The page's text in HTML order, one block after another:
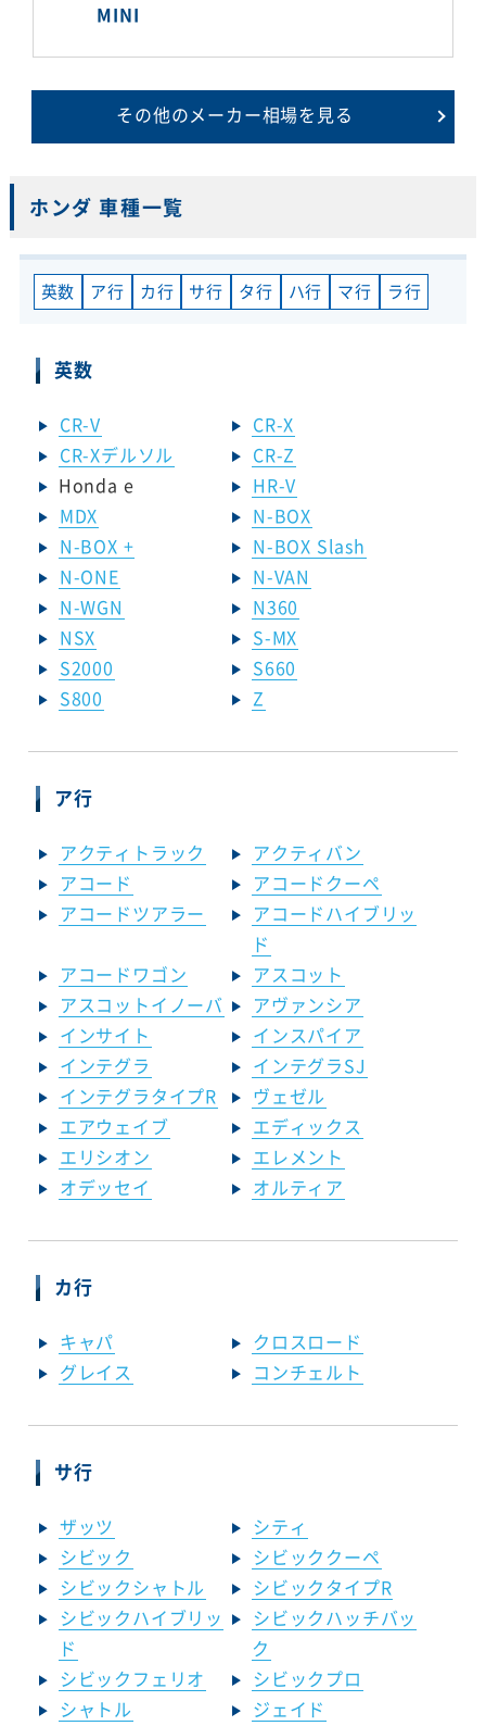
MINI
その他のメーカー相場を見る
ホンダ 車種一覧
英数 ア行 カ行 サ行 タ行 ハ行 マ行 ラ行
英数
CR-V
CR-X
CR-Xデルソル
CR-Z
Honda e
HR-V
MDX
N-BOX
N-BOX +
N-BOX Slash
N-ONE
N-VAN
N-WGN
N360
NSX
S-MX
S2000
S660
S800
Z
ア行
アクティトラック
アクティバン
アコード
アコードクーペ
アコードツアラー
アコードハイブリッ
ド
アコードワゴン
アスコット
アスコットイノーバ
アヴァンシア
インサイト
インスパイア
インテグラ
インテグラSJ
インテグラタイプR
ヴェゼル
エアウェイブ
エディックス
エリシオン
エレメント
オデッセイ
オルティア
カ行
キャパ
クロスロード
グレイス
コンチェルト
サ行
ザッツ
シティ
シビック
シビッククーペ
シビックシャトル
シビックタイプR
シビックハイブリッ
ド
シビックハッチバッ
ク
シビックフェリオ
シビックプロ
シャトル
ジェイド